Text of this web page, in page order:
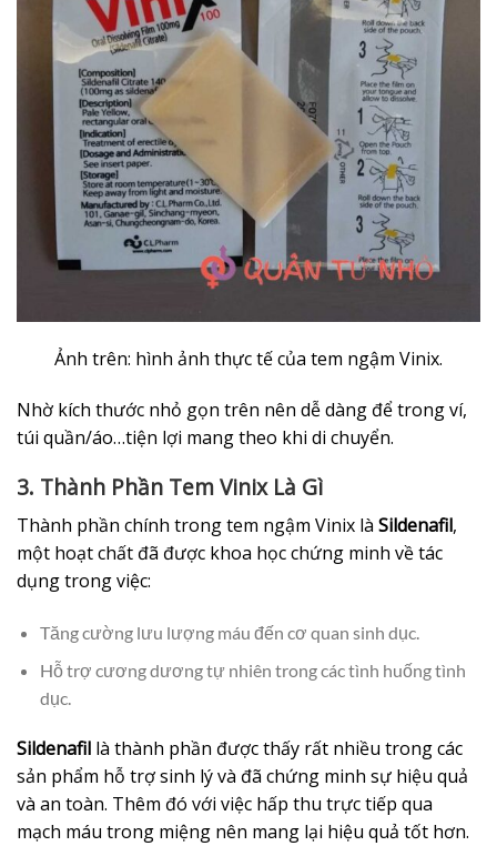
Ảnh trên: hình ảnh thực tế của tem ngậm Vinix.
Nhờ kích thước nhỏ gọn trên nên dễ dàng để trong ví,
túi quần/áo…tiện lợi mang theo khi di chuyển.
3. Thành Phần Tem Vinix Là Gì
Thành phần chính trong tem ngậm Vinix là Sildenafil,
một hoạt chất đã được khoa học chứng minh về tác
dụng trong việc:
Tăng cường lưu lượng máu đến cơ quan sinh dục.
Hỗ trợ cương dương tự nhiên trong các tình huống tình
dục.
Sildenafil là thành phần được thấy rất nhiều trong các
sản phẩm hỗ trợ sinh lý và đã chứng minh sự hiệu quả
và an toàn. Thêm đó với việc hấp thu trực tiếp qua
mạch máu trong miệng nên mang lại hiệu quả tốt hơn.